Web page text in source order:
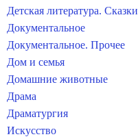
Детская литература. Сказки
Документальное
Документальное. Прочее
Дом и семья
Домашние животные
Драма
Драматургия
Искусство